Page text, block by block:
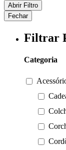
Abrir Filtro
Fechar
Filtrar
Categoria